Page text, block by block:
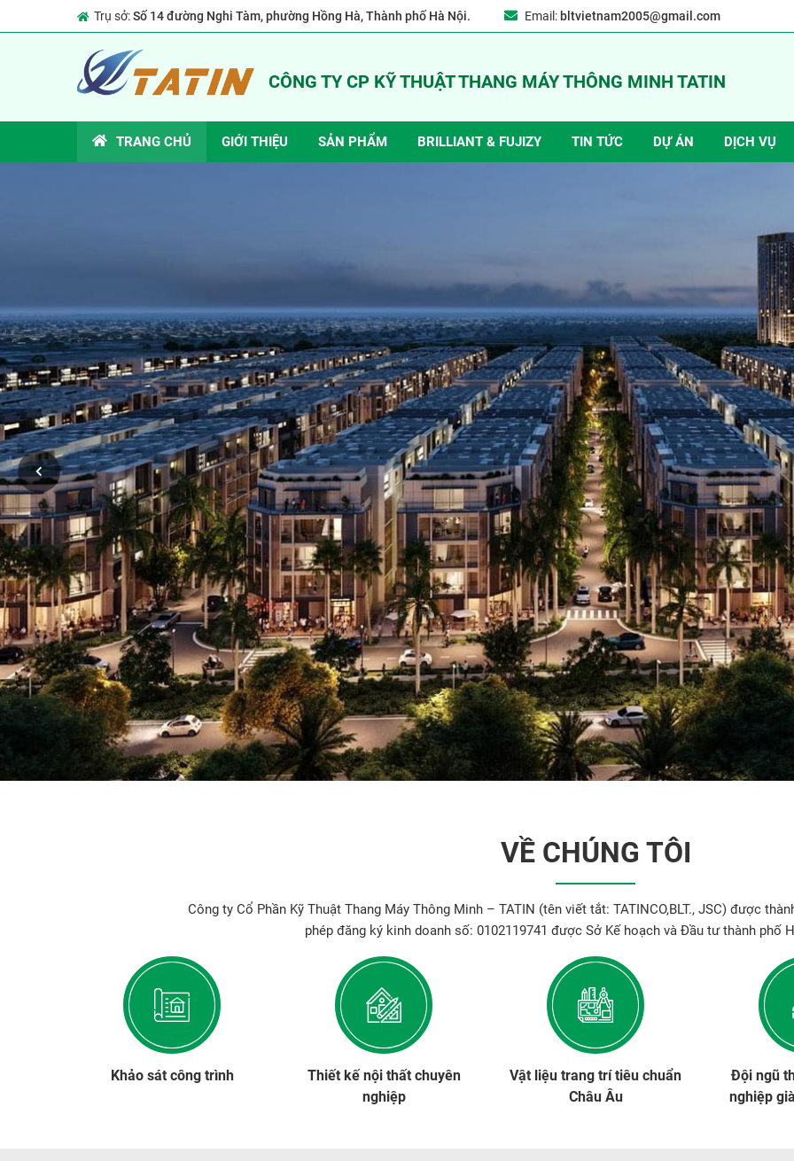
Trụ sở:Số 14 đường Nghi Tàm, phường Hồng Hà, Thành phố Hà Nội. Email: bltvietnam2005@gmail.com
CÔNG TY CP KỸ THUẬT THANG MÁY THÔNG MINH TATIN
TRANG CHỦ GIỚI THIỆU SẢN PHẨM BRILLIANT & FUJIZY TIN TỨC DỰ ÁN DỊCH VỤ
VỀ CHÚNG TÔI
Công ty Cổ Phần Kỹ Thuật Thang Máy Thông Minh – TATIN (tên viết tắt: TATINCO,BLT., JSC) được
phép đăng ký kinh doanh số: 0102119741 được Sở Kế hoạch và Đầu tư thành phố
Khảo sát công trình
Thiết kế nội thất chuyên
nghiệp
Vật liệu trang trí tiêu chuẩn
Châu Âu
Đội ngũ
nghiệp